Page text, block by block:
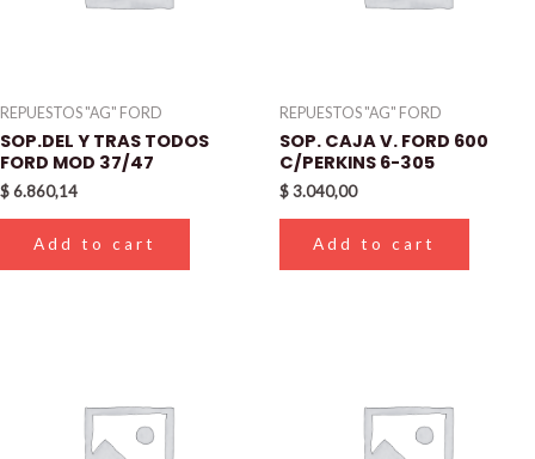
REPUESTOS "AG" FORD
SOP.DEL Y TRAS TODOS
FORD MOD 37/47
$6.860,14
Add to cart
REPUESTOS "AG" FORD
SOP. CAJA V. FORD 600
C/PERKINS 6-305
$3.040,00
Add to cart